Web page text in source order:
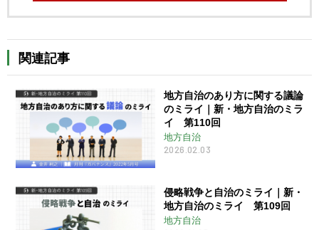
関連記事
地方自治のあり方に関する議論
のミライ｜新・地方自治のミラ
イ 第110回
地方自治
2026.02.03
侵略戦争と自治のミライ｜新・
地方自治のミライ 第109回
地方自治